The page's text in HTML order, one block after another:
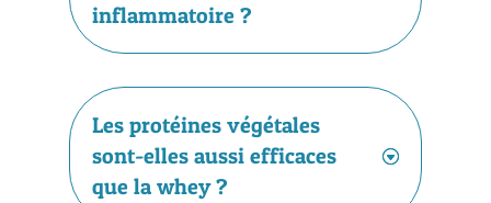
inflammatoire ?
Les protéines végétales
sont-elles aussi efficaces
que la whey ?